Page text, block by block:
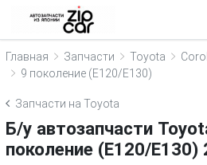
Главная Запчасти Toyota
9 поколение (E120/E130)
Запчасти на Toyota
Б/у автозапчасти
поколение (E120/E130)